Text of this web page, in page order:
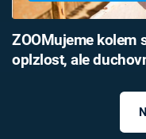
ZOOMujeme kolem
oplzlost, ale